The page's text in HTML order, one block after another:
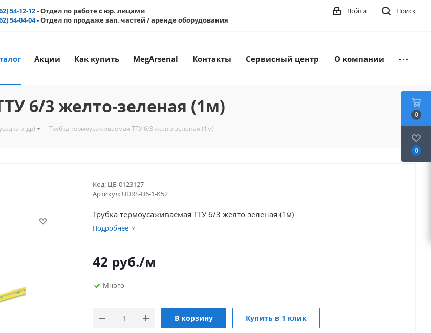
54-12-12- Отдел по работе с юр. лицами
54-04-04- Отдел по продаже зап. частей / аренде оборудования
Поиск
Войти
Акции Как купить MegArsenal Контакты Сервисный центр О компании
6/3 желто-зеленая (1м)
и др) - Трубка термоусаживаемая ТТУ 6/3 желто-зеленая (1м)
Код: ЦБ-0123127
Артикул: UDRS-D6-1-K52
Трубка термоусаживаемая ТТУ 6/3 желто-зеленая (1м)
Подробнее
42 руб./м
Много
В корзину Купить в 1 клик
0
0